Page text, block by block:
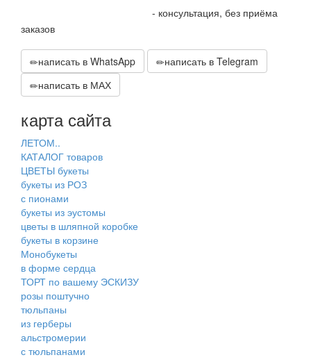
- консультация, без приёма
заказов
написать в WhatsApp
написать в Telegram
написать в МАХ
карта сайта
ЛЕТОМ..
КАТАЛОГ товаров
ЦВЕТЫ букеты
букеты из РОЗ
с пионами
букеты из эустомы
цветы в шляпной коробке
букеты в корзине
Монобукеты
в форме сердца
ТОРТ по вашему ЭСКИЗУ
розы поштучно
тюльпаны
из герберы
альстромерии
с тюльпанами